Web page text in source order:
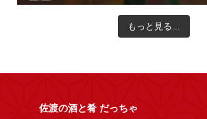
もっと見る...
佐渡の酒と肴 だっちゃ